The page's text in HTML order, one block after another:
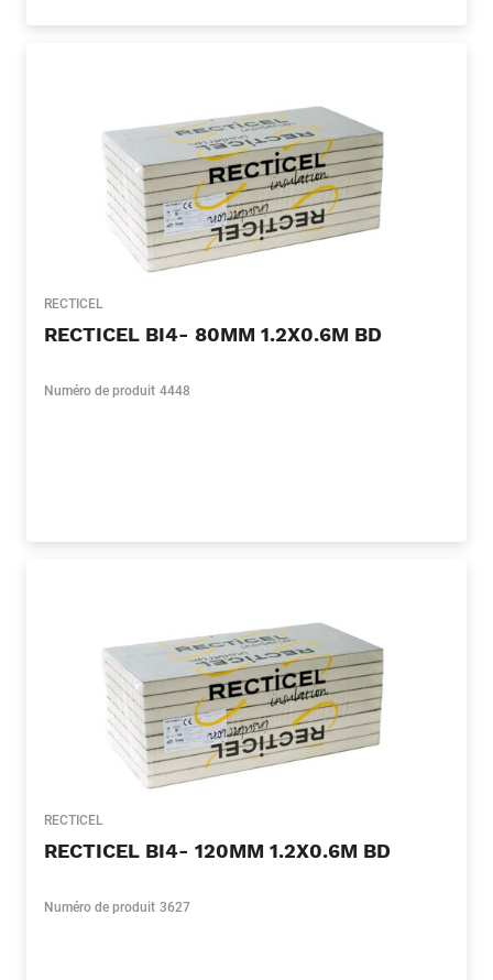
RECTICEL
RECTICEL BI4- 80MM 1.2X0.6M BD
Numéro de produit 4448
RECTICEL
RECTICEL BI4- 120MM 1.2X0.6M BD
Numéro de produit 3627